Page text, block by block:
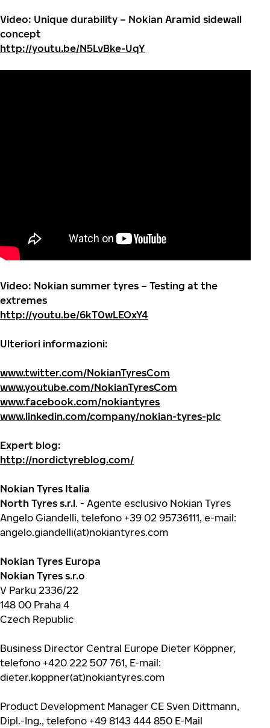
Video: Unique durability – Nokian Aramid sidewall
concept
http://youtu.be/N5LvBke-UqY
Video: Nokian summer tyres – Testing at the
extremes
http://youtu.be/6kT0wLEOxY4
Ulteriori informazioni:
www.twitter.com/NokianTyresCom
www.youtube.com/NokianTyresCom
www.facebook.com/nokiantyres
www.linkedin.com/company/nokian-tyres-plc
Expert blog:
http://nordictyreblog.com/
Nokian Tyres Italia
North Tyres s.r.l. - Agente esclusivo Nokian Tyres
Angelo Giandelli, telefono +39 02 95736111, e-mail:
angelo.giandelli(at)nokiantyres.com
Nokian Tyres Europa
Nokian Tyres s.r.o
V Parku 2336/22
148 00 Praha 4
Czech Republic
Business Director Central Europe Dieter Köppner,
telefono +420 222 507 761, E-mail:
dieter.koppner(at)nokiantyres.com
Product Development Manager CE Sven Dittmann,
Dipl.-Ing., telefono +49 8143 444 850 E-Mail